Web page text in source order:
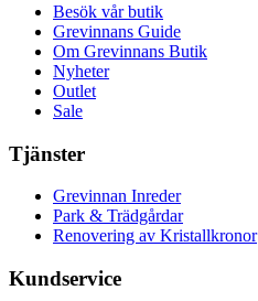
Besök vår butik
Grevinnans Guide
Om Grevinnans Butik
Nyheter
Outlet
Sale
Tjänster
Grevinnan Inreder
Park & Trädgårdar
Renovering av Kristallkronor
Kundservice